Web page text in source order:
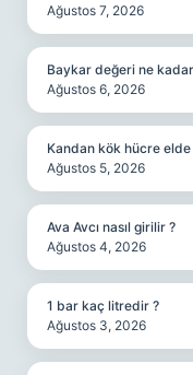
Ağustos 7, 2026
Baykar değeri ne
Ağustos 6, 2026
Kandan kök hücre
Ağustos 5, 2026
Ava Avcı nasıl girilir ?
Ağustos 4, 2026
1 bar kaç litredir ?
Ağustos 3, 2026